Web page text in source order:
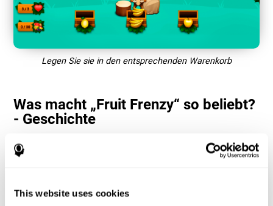
This website uses cookies
Legen Sie sie in den entsprechenden Warenkorb
Was macht „Fruit Frenzy“ so beliebt?
- Geschichte
Visuelle Wahrnehmungs- und Hand-Auge-Koordinationsspiele
wie „Fruit Frenzy“ helfen Benutzern, ihre kognitiven Ressourcen
Geschicklichkeit der beteiligten kognitiven Fähigkeiten erfordern,
und hilft, diese zu stimulieren.